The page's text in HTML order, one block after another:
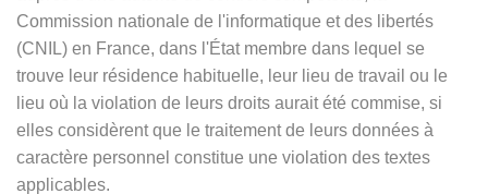
Commission nationale de l'informatique et des libertés
(CNIL) en France, dans l'État membre dans lequel se
trouve leur résidence habituelle, leur lieu de travail ou le
lieu où la violation de leurs droits aurait été commise, si
elles considèrent que le traitement de leurs données à
caractère personnel constitue une violation des textes
applicables.